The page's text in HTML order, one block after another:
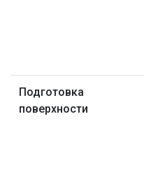
Подготовка
поверхности